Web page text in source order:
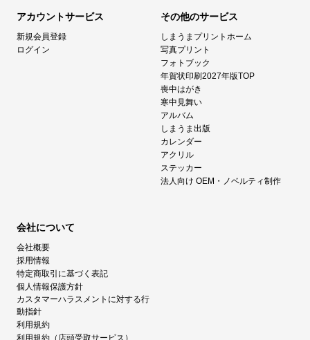
アカウントサービス
新規会員登録
ログイン
その他のサービス
しまうまプリントホーム
写真プリント
フォトブック
年賀状印刷2027年版TOP
喪中はがき
寒中見舞い
アルバム
しまうま出版
カレンダー
アクリル
ステッカー
法人向け OEM・ノベルティ制作
会社について
会社概要
採用情報
特定商取引に基づく表記
個人情報保護方針
カスタマーハラスメントに対する行
動指針
利用規約
利用規約（店頭受取サービス）